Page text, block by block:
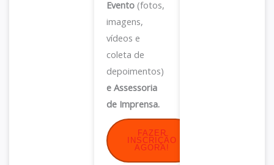
Evento (fotos,
imagens,
vídeos e
coleta de
depoimentos)
e Assessoria
de Imprensa.
FAZER
INSCRIÇÃO
AGORA!